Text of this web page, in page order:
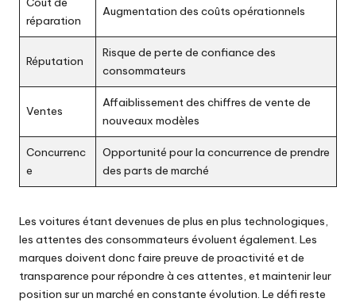
réparation
Augmentation des coûts opérationnels
Réputation
Risque de perte de confiance des
consommateurs
Ventes
Affaiblissement des chiffres de vente de
nouveaux modèles
Concurrenc
e
Opportunité pour la concurrence de prendre
des parts de marché
Les voitures étant devenues de plus en plus technologiques,
les attentes des consommateurs évoluent également. Les
marques doivent donc faire preuve de proactivité et de
transparence pour répondre à ces attentes, et maintenir leur
position sur un marché en constante évolution. Le défi reste